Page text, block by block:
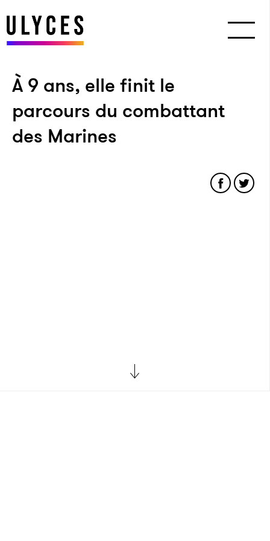
À 9 ans, elle finit le
parcours du combattant
des Marines